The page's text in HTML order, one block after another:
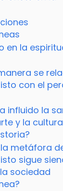
en la
se
con el
influido la
y la
la metáfora
sigue
sociedad